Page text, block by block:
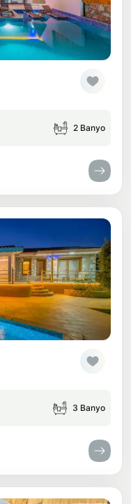
2 Banyo
3 Banyo